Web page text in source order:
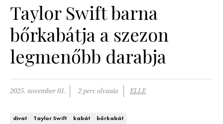
SZÉPSÉG
PSZICHÉ
ÉLETMÓD
PÁRKAPCSOLAT
Taylor Swift barna
bőrkabátja a szezon
legmenőbb darabja
2025. november 01. 2 perc olvasás ELLE
divat Taylor Swift kabát bőrkabát